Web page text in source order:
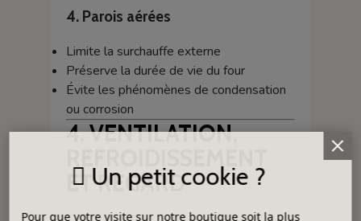
4. Parois aérées
Limite la surchauffe externe
Préserve la durée de vie du four
Évite les phénomènes de condensation
ou corrosion
4. VENTILATION,
ET REGARD
Un petit cookie ?
Pour que votre visite sur notre boutique soit la plus